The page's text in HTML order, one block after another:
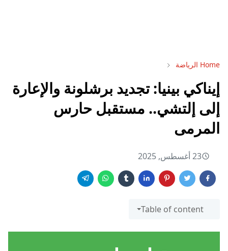
Home الرياضة
إيناكي بينيا: تجديد برشلونة والإعارة
إلى إلتشي.. مستقبل حارس
المرمى
23 أغسطس, 2025
Table of content